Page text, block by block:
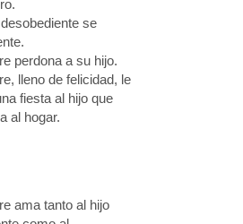
se
perdona a su hijo.
lleno de felicidad, le
fiesta al hijo que
al hogar.
ama tanto al hijo